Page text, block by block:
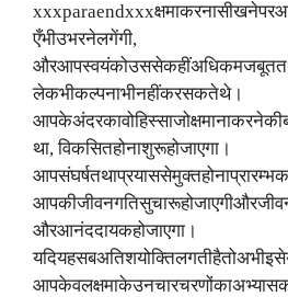
xxxparaendxxxक्षमाकरनासीखनेपर
एँभीउभरनेलगेंगी,
औरआपस्वयंकोउससेकहींअधिकमजबूत
लेकभीकल्पनाभीनहींकरसकतेथे।
आपकेअंदरकावोहिस्साजोक्षमानाकरनेकी
था,विकसितहोनाशुरूहोजाएगा।
आपसंघर्षतथाप्रयाससेमुक्तहोनाप्रारम्भ
आपकीजीवनगतिसुचारूहोजाएगीऔर
औरआनंददायकहोजाएगा।
यदियहसबअतिशयोक्तिलगतीहैतोअभीइसे
आपकेवलक्षमाकेउनचारचरणोंकाअभ्यास